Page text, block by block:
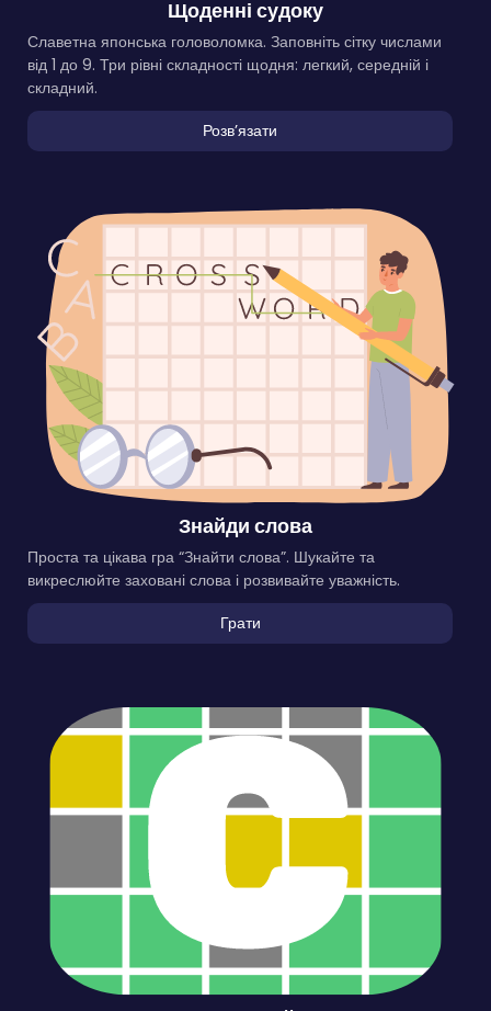
Щоденні судоку
Славетна японська головоломка. Заповніть сітку числами
від 1 до 9. Три рівні складності щодня: легкий, середній і
складний.
Розвʼязати
Знайди слова
Проста та цікава гра “Знайти слова”. Шукайте та
викреслюйте заховані слова і розвивайте уважність.
Грати